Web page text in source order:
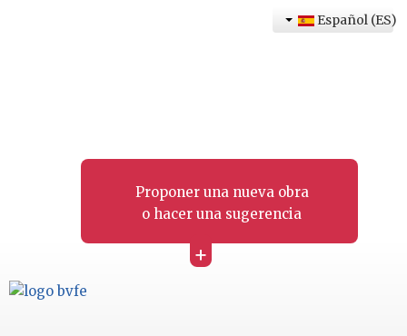
Proponer una nueva obra
o hacer una sugerencia
+
Español (ES)